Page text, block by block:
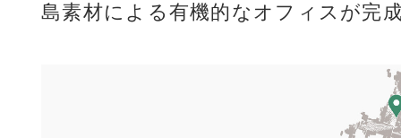
島素材による有機的なオフィスが完